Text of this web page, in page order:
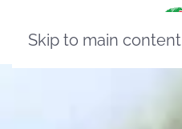
Skip to main content